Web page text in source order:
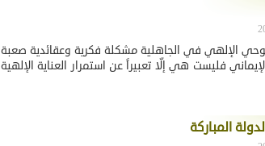
الإلهي في الجاهلية مشكلة فكرية وعقائدية صعبة
فليست هي إلّا تعبيراً عن استمرار العناية الإلهية
المباركة